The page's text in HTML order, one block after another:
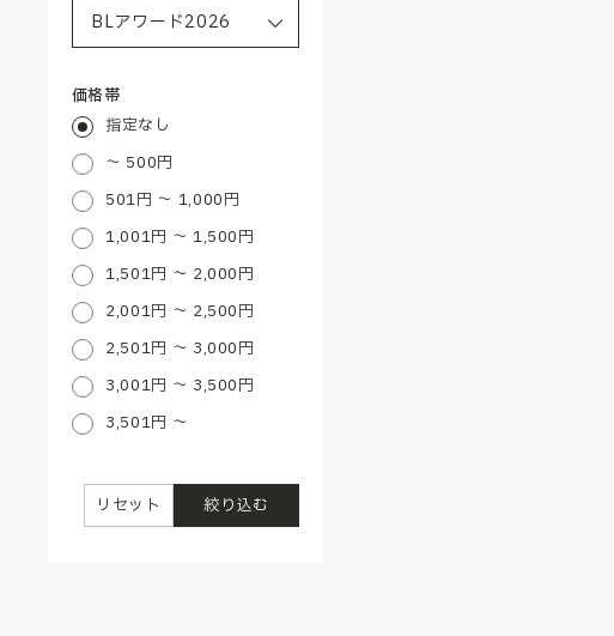
価格帯
指定なし
～ 500円
501円 ～ 1,000円
1,001円 ～ 1,500円
1,501円 ～ 2,000円
2,001円 ～ 2,500円
2,501円 ～ 3,000円
3,001円 ～ 3,500円
3,501円 ～
絞り込む
リセット